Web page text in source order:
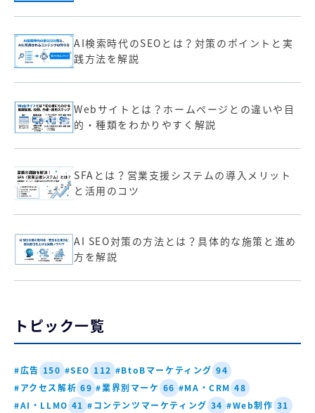
AI検索時代のSEOとは？対策のポイントと実
践方法を解説
Webサイトとは？ホームページとの違いや目
的・種類をわかりやすく解説
SFAとは？営業支援システムの導入メリット
と活用のコツ
AI SEO対策の方法とは？具体的な施策と進め
方を解説
トピック一覧
#広告 150 #SEO 112 #BtoBマーケティング 94
#アクセス解析 69 #業界別マーケ 66 #MA・CRM 48
#AI・LLMO 41 #コンテンツマーケティング 34 #Web制作 31